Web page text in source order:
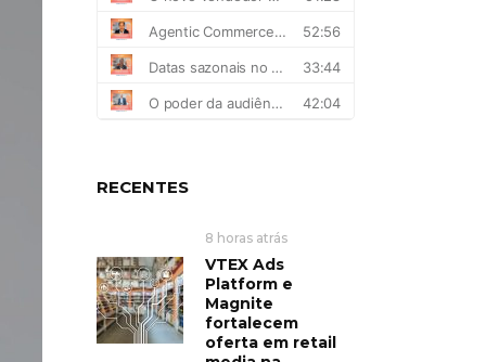
RECENTES
8 horas atrás
VTEX Ads
Platform e
Magnite
fortalecem
oferta em retail